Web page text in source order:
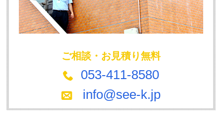
ご相談・お見積り無料
053-411-8580
info@see-k.jp